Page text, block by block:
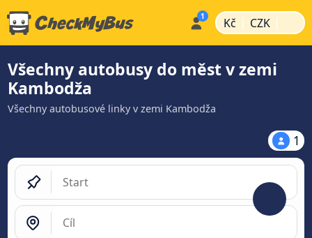
Kč | CZK |
Všechny autobusy do měst v zemi
Kambodža
Všechny autobusové linky v zemi Kambodža
1